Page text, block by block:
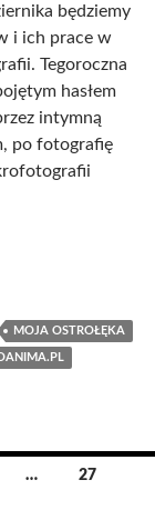
będziemy
i ich prace w
Tegoroczna
hasłem
intymną
po fotografię
MOJA OSTROŁĘKA
… 27